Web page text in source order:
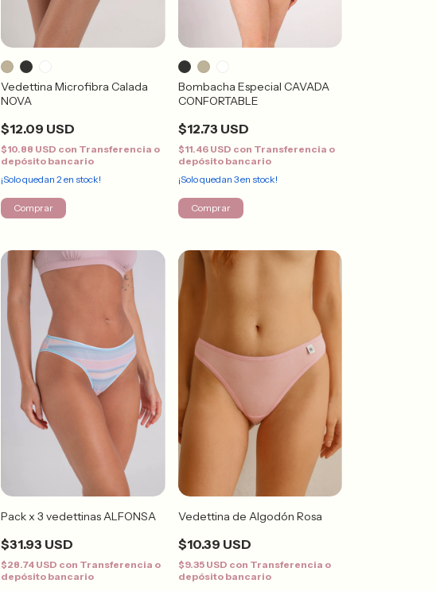
Vedettina Microfibra Calada
NOVA
$12.09 USD
$10.88 USD con Transferencia o
depósito bancario
¡Solo quedan2en stock!
Comprar
Bombacha Especial CAVADA
CONFORTABLE
$12.73 USD
$11.46 USD con Transferencia o
depósito bancario
¡Solo quedan 3en stock!
Comprar
Pack x 3 vedettinas ALFONSA
$31.93 USD
$28.74 USD con Transferencia o
depósito bancario
Vedettina de Algodón Rosa
$10.39 USD
$9.35 USD con Transferencia o
depósito bancario